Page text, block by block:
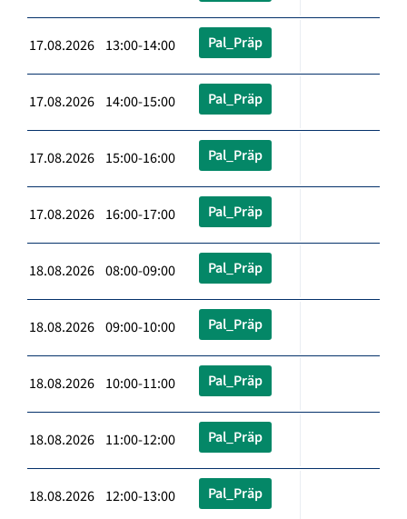
17.08.2026 13:00-14:00 Pal_Präp
17.08.2026 14:00-15:00 Pal_Präp
17.08.2026 15:00-16:00 Pal_Präp
17.08.2026 16:00-17:00 Pal_Präp
18.08.2026 08:00-09:00 Pal_Präp
18.08.2026 09:00-10:00 Pal_Präp
18.08.2026 10:00-11:00 Pal_Präp
18.08.2026 11:00-12:00 Pal_Präp
18.08.2026 12:00-13:00 Pal_Präp